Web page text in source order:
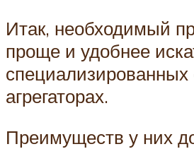
Итак, необходимый
проще и удобнее
специализированных
агрегаторах.
Преимуществ у них